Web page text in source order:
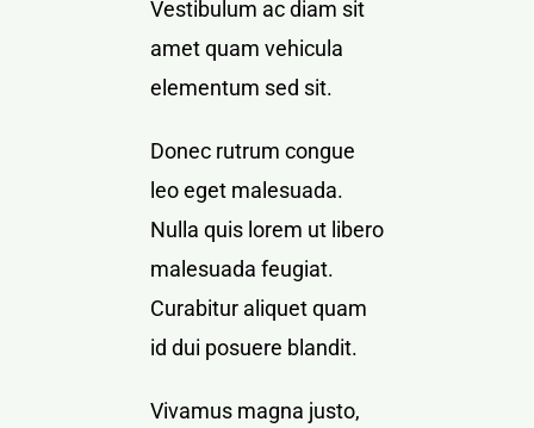
Vestibulum ac diam sit
amet quam vehicula
elementum sed sit.
Donec rutrum congue
leo eget malesuada.
Nulla quis lorem ut libero
malesuada feugiat.
Curabitur aliquet quam
id dui posuere blandit.
Vivamus magna justo,